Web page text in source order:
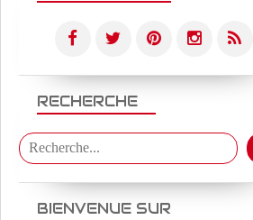
RECHERCHE
BIENVENUE SUR